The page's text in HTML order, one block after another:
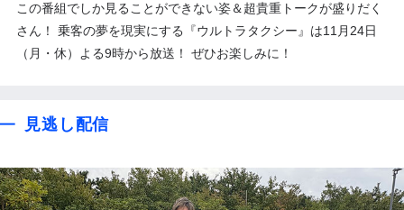
この番組でしか見ることができない姿＆超貴重トークが盛りだく
さん！ 乗客の夢を現実にする『ウルトラタクシー』は11月24日
（月・休）よる9時から放送！ ぜひお楽しみに！
見逃し配信